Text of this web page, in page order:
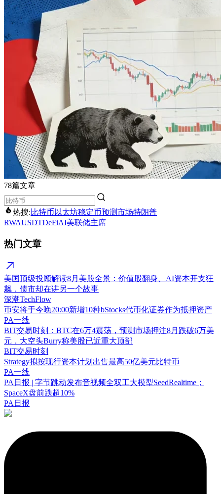
78篇文章
热搜:比特币 以太坊稳定币预测市场特朗普
RWAUSDTDeFiAI美联储主席
热门文章
美国顶级投顾解读8月美股全景：价值股翻身、AI资本开支狂
飙，债市却在讲另一个故事
深潮TechFlow
币安将于今晚20:00新增10种bStocks代币化证券作为抵押资产
PA一线
BIT交易时刻：BTC在6万4震荡，预测市场押注8月跌破6万美
元，大空头Burry称美股已近重大顶部
BIT交易时刻
Strategy拟按现行资本计划出售最高50亿美元比特币
PA一线
PA日报 | 字节跳动发布音视频全双工大模型SeedRealtime；
SpaceX盘前跌超10%
PA日报